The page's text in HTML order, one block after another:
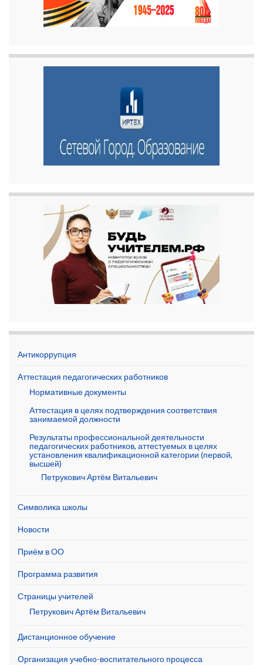
Антикоррупция
Аттестация педагогических работников
Нормативные документы
Аттестация в целях подтверждения соответствия
занимаемой должности
Результаты профессиональной деятельности
педагогических работников, аттестуемых в целях
установления квалификационной категории (первой,
высшей)
Петрукович Артём Витальевич
Символика школы
Новости
Приём в ОО
Программа развития
Страницы учителей
Петрукович Артём Витальевич
Дистанционное обучение
Организация учебно-воспитательного процесса